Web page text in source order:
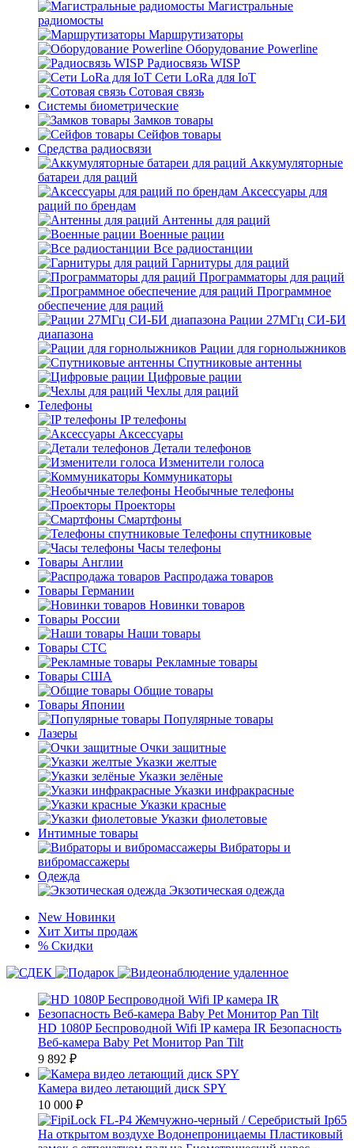
Магистральные
радиомосты
Маршрутизаторы
Оборудование Powerline
Радиосвязь WISP
Сети LoRa для IoT
Сотовая связь
Системы биометрические
Замков товары
Сейфов товары
Средства радиосвязи
Аккумуляторные
батареи для раций
Аксессуары для
раций по брендам
Антенны для раций
Военные рации
Все радиостанции
Гарнитуры для раций
Программаторы для раций
Программное
обеспечение для раций
Рации 27МГц СИ-БИ
диапазона
Рации для горнолыжников
Спутниковые антенны
Цифровые рации
Чехлы для раций
Телефоны
IP телефоны
Аксессуары
Детали телефонов
Изменители голоса
Коммуникаторы
Необычные телефоны
Проекторы
Смартфоны
Телефоны спутниковые
Часы телефоны
Товары Англии
Распродажа товаров
Товары Германии
Новинки товаров
Товары России
Наши товары
Товары СТС
Рекламные товары
Товары США
Общие товары
Товары Японии
Популярные товары
Лазеры
Очки защитные
Указки желтые
Указки зелёные
Указки инфракрасные
Указки красные
Указки фиолетовые
Интимные товары
Вибраторы и
вибромассажеры
Одежда
Экзотическая одежда
New Новинки
Хит Хиты продаж
% Скидки
HD 1080P Беспроводной Wifi IP камера IR Безопасность
Веб-камера Baby Pet Монитор Pan Tilt
9 892 ₽
Камера видео летающий диск SPY
10 000 ₽